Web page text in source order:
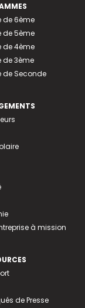
de 6ème
de 5ème
de 4ème
de 3ème
de Seconde
à mission
de Presse